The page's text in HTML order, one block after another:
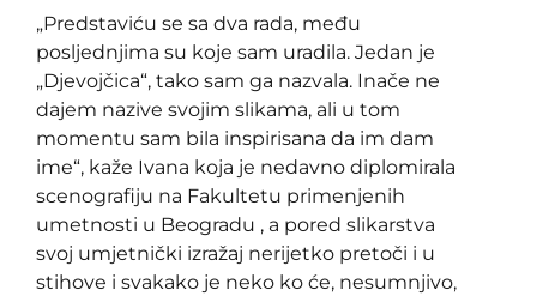
„Predstaviću se sa dva rada, među
posljednjima su koje sam uradila. Jedan je
„Djevojčica“, tako sam ga nazvala. Inače ne
dajem nazive svojim slikama, ali u tom
momentu sam bila inspirisana da im dam
ime“, kaže Ivana koja je nedavno diplomirala
scenografiju na Fakultetu primenjenih
umetnosti u Beogradu , a pored slikarstva
svoj umjetnički izražaj nerijetko pretoči i u
stihove i svakako je neko ko će, nesumnjivo,